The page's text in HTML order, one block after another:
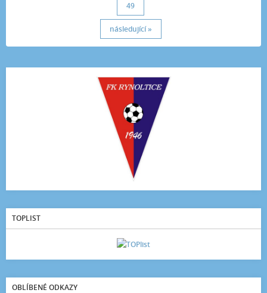
49
následující »
TOPLIST
OBLÍBENÉ ODKAZY